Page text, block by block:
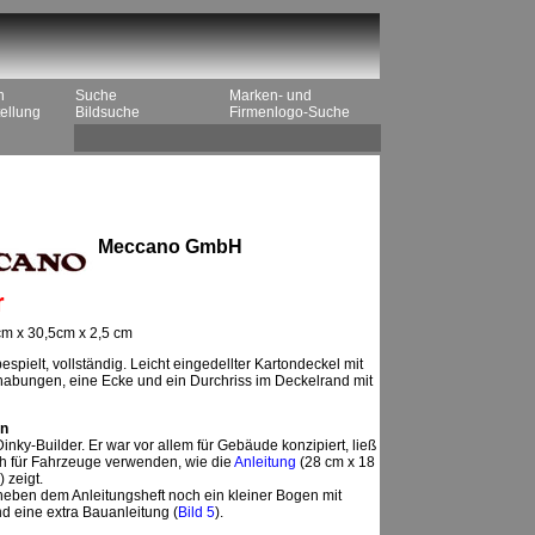
Suche
Bildsuche
Marken- und
Firmenlogo-Suche
Meccano GmbH
x 30,5cm x 2,5 cm
vollständig. Leicht eingedellter Kartondeckel mit
eine Ecke und ein Durchriss im Deckelrand mit
Builder. Er war vor allem für Gebäude konzipiert, ließ
für Fahrzeuge verwenden, wie die Anleitung (28 cm x 18
zeigt.
dem Anleitungsheft noch ein kleiner Bogen mit
eine extra Bauanleitung (Bild 5).